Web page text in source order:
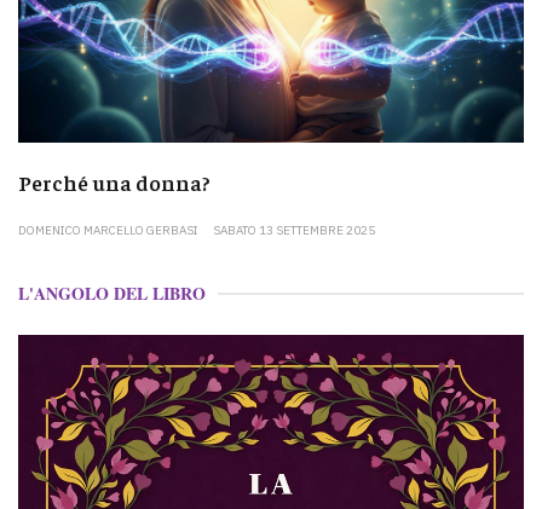
Perché una donna?
DOMENICO MARCELLO GERBASI SABATO 13 SETTEMBRE 2025
L'ANGOLO DEL LIBRO